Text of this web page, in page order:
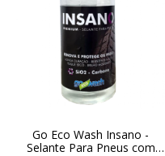
Go Eco Wash Insano -
Selante Para Pneus com